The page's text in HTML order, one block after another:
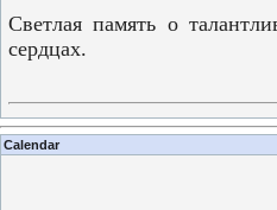
Светлая память о
сердцах.
Calendar